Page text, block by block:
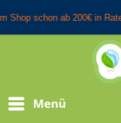
Menü